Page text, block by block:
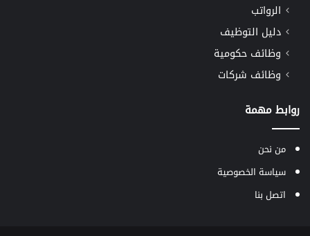
الرواتب
دليل التوظيف
وظائف حكومية
وظائف شركات
روابط مهمة
من نحن
سياسة الخصوصية
اتصل بنا